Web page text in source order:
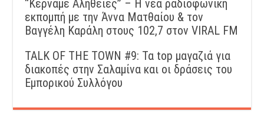
“Kερνάμε Αλήθειες” – Η νέα ραδιοφωνική
εκπομπή με την Άννα Ματθαίου & τον
Βαγγέλη Καράλη στους 102,7 στον VIRAL FM
TALK OF THE TOWN #9: Τα top μαγαζιά για
διακοπές στην Σαλαμίνα και οι δράσεις του
Εμπορικού Συλλόγου